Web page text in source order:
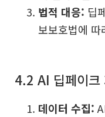
법적 대응: 딥
보보호법에 따
4.2 AI 딥페이크
데이터 수집: